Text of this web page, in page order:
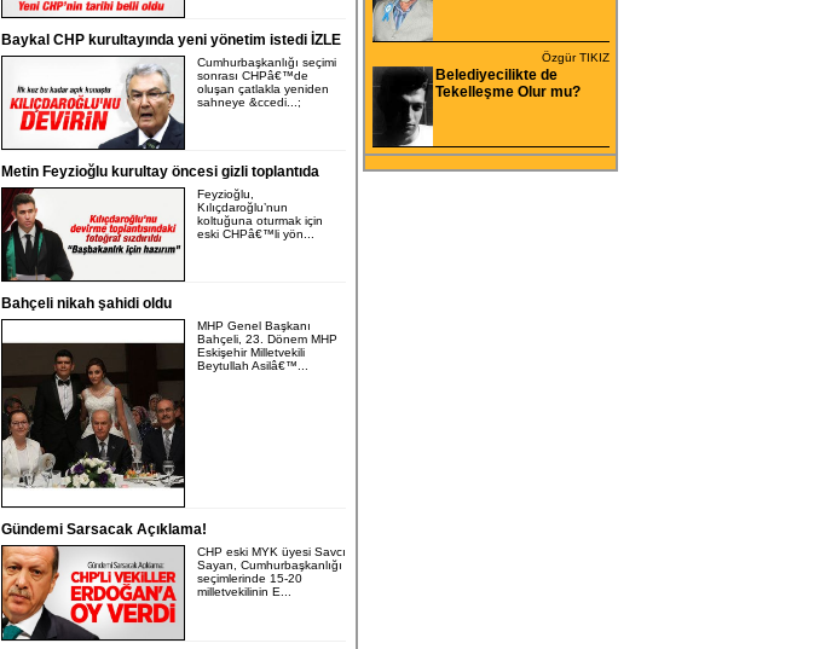
Baykal CHP kurultayında yeni yönetim istedi İZLE
Cumhurbaşkanlığı seçimi
sonrası CHPâ€™de
oluşan çatlakla yeniden
sahneye &ccedi...;
Metin Feyzioğlu kurultay öncesi gizli toplantıda
Feyzioğlu,
Kılıçdaroğlu’nun
koltuğuna oturmak için
eski CHPâ€™li yön...
Bahçeli nikah şahidi oldu
MHP Genel Başkanı
Bahçeli, 23. Dönem MHP
Eskişehir Milletvekili
Beytullah Asilâ€™...
Gündemi Sarsacak Açıklama!
CHP eski MYK üyesi Savcı
Sayan, Cumhurbaşkanlığı
seçimlerinde 15-20
milletvekilinin E...
Özgür TIKIZ
Belediyecilikte de
Tekelleşme Olur mu?